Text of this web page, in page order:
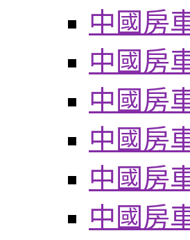
中國房
中國房
中國房
中國房
中國房
中國房